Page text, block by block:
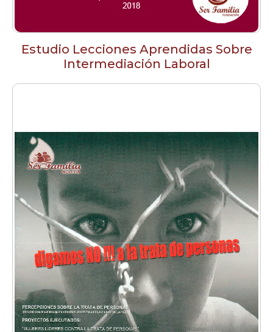
Estudio Lecciones Aprendidas Sobre
Intermediación Laboral